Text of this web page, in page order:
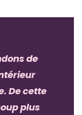
de
De cette
plus